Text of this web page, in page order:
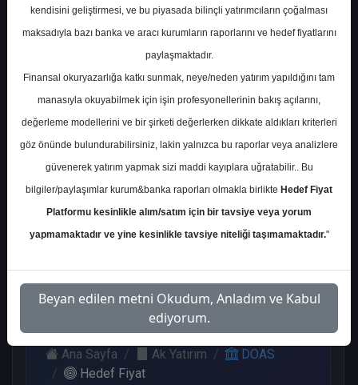
En Yüksek Tahmin 305,00 ₺
Ortalama Fiyat Tahmini 250,76 ₺
Ortalama Getiri Potansiyeli %29.06
Kurum Sayısı
14
Al
5
Tut
6
End.
Get.
1
Endeks
2
Pazartesi, 24 Temmuz 2023
Ana Sayfa Ak Yatırım
DOAS
Hedef Fiyat
kendisini geliştirmesi, ve bu piyasada bilinçli yatırımcıların çoğalması
maksadıyla bazı banka ve aracı kurumların raporlarını ve hedef fiyatlarını
paylaşmaktadır.
Finansal okuryazarlığa katkı sunmak, neye/neden yatırım yapıldığını tam
manasıyla okuyabilmek için işin profesyonellerinin bakış açılarını,
değerleme modellerini ve bir şirketi değerlerken dikkate aldıkları kriterleri
göz önünde bulundurabilirsiniz, lakin yalnızca bu raporlar veya analizlere
güvenerek yatırım yapmak sizi maddi kayıplara uğratabilir.. Bu
bilgiler/paylaşımlar kurum&banka raporları olmakla birlikte Hedef Fiyat
Platformu kesinlikle alım/satım için bir tavsiye veya yorum
yapmamaktadır ve yine kesinlikle tavsiye niteliği taşımamaktadır."
Beyan edilen metni Okudum, Anladım ve Kabul
ediyorum.